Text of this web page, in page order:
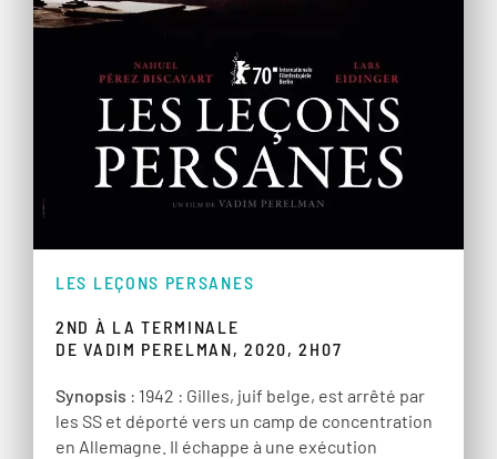
LES LEÇONS PERSANES
2ND À LA TERMINALE
DE VADIM PERELMAN, 2020, 2H07
Synopsis : 1942 : Gilles, juif belge, est arrêté par
les SS et déporté vers un camp de concentration
en Allemagne. Il échappe à une exécution